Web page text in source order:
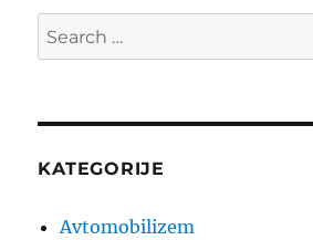
Search
for:
KATEGORIJE
Avtomobilizem